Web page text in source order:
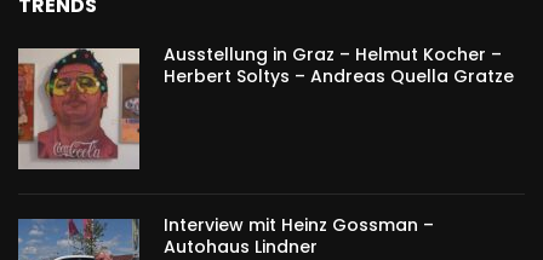
Ausstellung in Graz – Helmut Kocher –
Herbert Soltys – Andreas Quella Gratze
Interview mit Heinz Gossman –
Autohaus Lindner